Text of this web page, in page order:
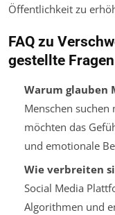
Öffentlichkeit zu
FAQ zu
gestellte Fragen
Warum glauben
Menschen
möchten das
und emotionale
Wie verbreiten
Social Media
Algorithmen und